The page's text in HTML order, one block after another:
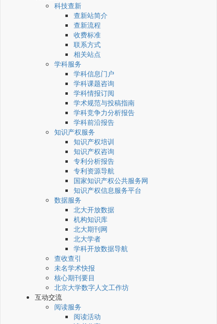
科技查新
查新站简介
查新流程
收费标准
联系方式
相关站点
学科服务
学科信息门户
学科课题咨询
学科情报订阅
学术规范与投稿指南
学科竞争力分析报告
学科前沿报告
知识产权服务
知识产权培训
知识产权咨询
专利分析报告
专利资源导航
国家知识产权公共服务网
知识产权信息服务平台
数据服务
北大开放数据
机构知识库
北大期刊网
北大学者
学科开放数据导航
查收查引
未名学术快报
核心期刊要目
北京大学数字人文工作坊
互动交流
阅读服务
阅读活动